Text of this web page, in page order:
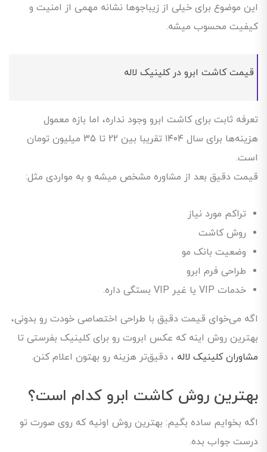
این موضوع برای خیلی از زیباجوها نشانه مهمی از امنیت و
کیفیت محسوب میشه.
قیمت کاشت ابرو در کلینیک لاله
تعرفه ثابت برای کاشت ابرو وجود نداره، اما بازه معمول
هزینه‌ها برای سال ۱۴۰۴ تقریبا بین 22 تا 35 میلیون تومان
است.
قیمت دقیق بعد از مشاوره مشخص میشه و به مواردی مثل:
تراکم مورد نیاز
روش کاشت
وضعیت بانک مو
طراحی فرم ابرو
خدمات VIP یا غیر VIP بستگی داره.
اگه می‌خوای قیمت دقیق با طراحی اختصاصی خودت رو بدونی،
بهترین روش اینه که عکس ابروت رو برای کلینیک بفرستی تا
مشاوران کلینیک لاله ، دقیق‌تر هزینه رو بهتون اعلام کنن.
بهترین روش کاشت ابرو کدام است؟
اگه بخوایم ساده بگیم: بهترین روش اونیه که روی صورت تو
درست جواب بده.